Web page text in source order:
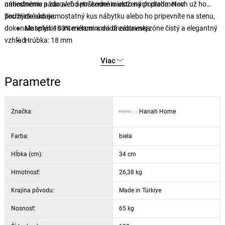
náhodnému pádu alebo poškodeniu uložených predmetov.
umiestnenie a zároveň šetrí cenné miesto na podlahe. Nech už ho
použijete ako samostatný kus nábytku alebo ho pripevníte na stenu,
dokonale splynie s interiérom a dodá zábavnej zóne čistý a elegantný
vzhľad.
Technické údaje:
Materiál: 100% melaminová drevotrieska
Hrúbka: 18 mm
Hĺbka: 34 cm
Farba: biela
Viac
Parametre
Značka: Hanah Home
Farba: biela
Hĺbka (cm): 34 cm
Hmotnosť: 26,38 kg
Krajina pôvodu: Made in Türkiye
Nosnosť: 65 kg